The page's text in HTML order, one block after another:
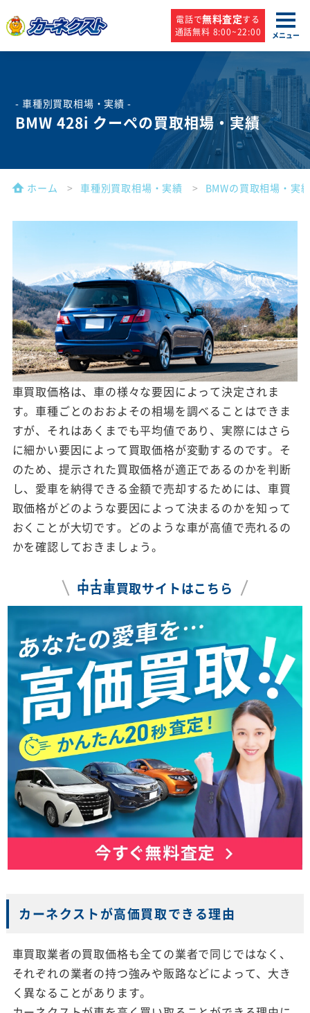
電話で無料査定する
通話無料 8:00~22:00
メニュー
- 車種別買取相場・実績 -
BMW 428i クーペの買取相場・実績
ホーム 車種別買取相場・実績 BMWの買取相場・実
車買取価格は、車の様々な要因によって決定されま
す。車種ごとのおおよその相場を調べることはできま
すが、それはあくまでも平均値であり、実際にはさら
に細かい要因によって買取価格が変動するのです。そ
のため、提示された買取価格が適正であるのかを判断
し、愛車を納得できる金額で売却するためには、車買
取価格がどのような要因によって決まるのかを知って
おくことが大切です。どのような車が高値で売れるの
かを確認しておきましょう。
中古車買取サイトはこちら
カーネクストが高価買取できる理由
車買取業者の買取価格も全ての業者で同じではなく、
それぞれの業者の持つ強みや販路などによって、大き
く異なることがあります。